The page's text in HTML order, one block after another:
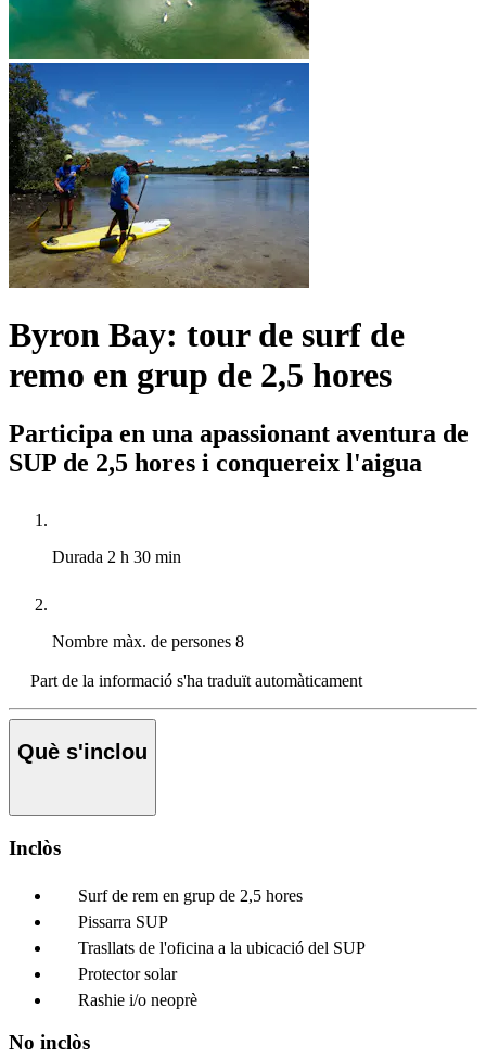
Byron Bay: tour de surf de
remo en grup de 2,5 hores
Participa en una apassionant aventura de
SUP de 2,5 hores i conquereix l'aigua
Durada 2 h 30 min
Nombre màx. de persones 8
Part de la informació s'ha traduït automàticament
Què s'inclou
Inclòs
Surf de rem en grup de 2,5 hores
Pissarra SUP
Trasllats de l'oficina a la ubicació del SUP
Protector solar
Rashie i/o neoprè
No inclòs